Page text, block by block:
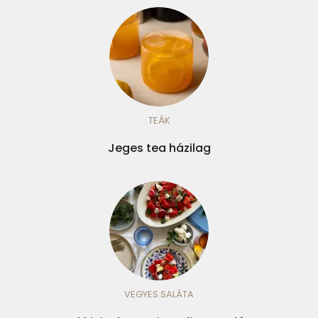
TEÁK
Jeges tea házilag
VEGYES SALÁTA